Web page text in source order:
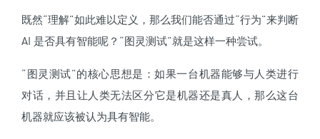
既然“理解”如此难以定义，那么我们能否通过“行为”来判断
AI 是否具有智能呢？“图灵测试”就是这样一种尝试。
“图灵测试”的核心思想是：如果一台机器能够与人类进行
对话，并且让人类无法区分它是机器还是真人，那么这台
机器就应该被认为具有智能。